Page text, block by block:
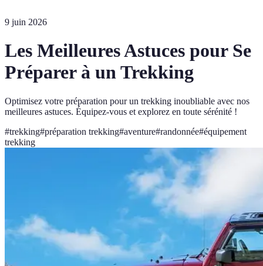
9 juin 2026
Les Meilleures Astuces pour Se
Préparer à un Trekking
Optimisez votre préparation pour un trekking inoubliable avec nos
meilleures astuces. Équipez-vous et explorez en toute sérénité !
#trekking#préparation trekking#aventure#randonnée#équipement
trekking